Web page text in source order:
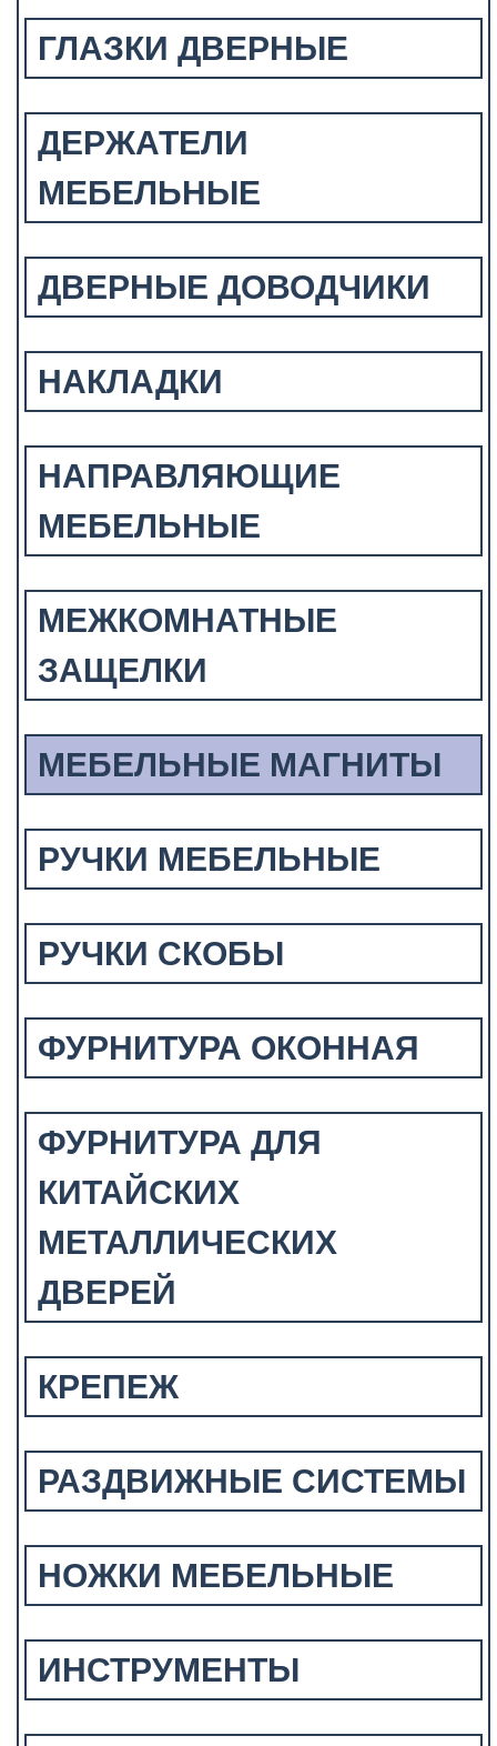
ГЛАЗКИ ДВЕРНЫЕ
ДЕРЖАТЕЛИ
МЕБЕЛЬНЫЕ
ДВЕРНЫЕ ДОВОДЧИКИ
НАКЛАДКИ
НАПРАВЛЯЮЩИЕ
МЕБЕЛЬНЫЕ
МЕЖКОМНАТНЫЕ
ЗАЩЕЛКИ
МЕБЕЛЬНЫЕ МАГНИТЫ
РУЧКИ МЕБЕЛЬНЫЕ
РУЧКИ СКОБЫ
ФУРНИТУРА ОКОННАЯ
ФУРНИТУРА ДЛЯ
КИТАЙСКИХ
МЕТАЛЛИЧЕСКИХ
ДВЕРЕЙ
КРЕПЕЖ
РАЗДВИЖНЫЕ СИСТЕМЫ
НОЖКИ МЕБЕЛЬНЫЕ
ИНСТРУМЕНТЫ